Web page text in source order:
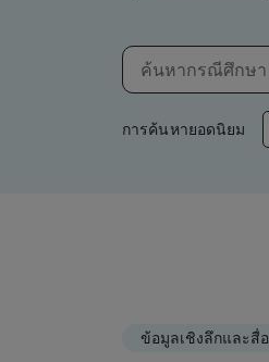
การค้นหายอดนิยม
ข้อมูลเชิงลึกและสื่อ